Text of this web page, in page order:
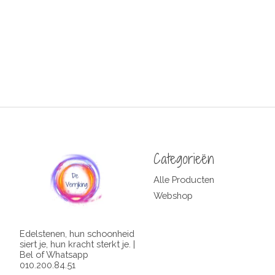
Edelstenen, hun schoonheid
siert je, hun kracht sterkt je. |
Bel of Whatsapp
010.200.84.51
Categorieën
Alle Producten
Webshop